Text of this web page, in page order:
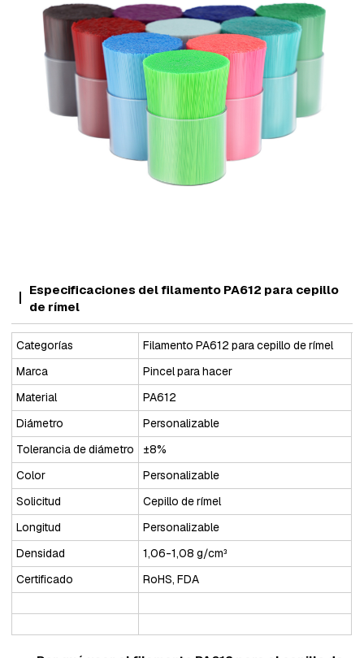
Especificaciones del filamento PA612 para cepillo
de rímel
Categorías
Filamento PA612 para cepillo de rímel
Marca
Pincel para hacer
Material
PA612
Diámetro
Personalizable
Tolerancia de diámetro
±8%
Color
Personalizable
Solicitud
Cepillo de rímel
Longitud
Personalizable
Densidad
1,06-1,08 g/cm³
Certificado
RoHS, FDA